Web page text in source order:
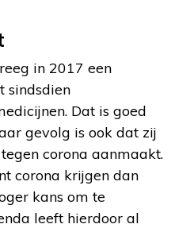
in 2017 een
sindsdien
Dat is goed
gevolg is ook dat zij
corona aanmaakt.
corona krijgen dan
kans om te
leeft hierdoor al